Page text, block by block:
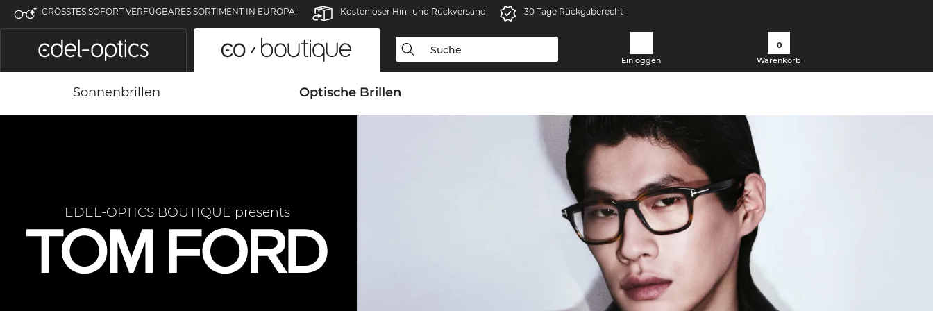
GRÖSSTES SOFORT VERFÜGBARES SORTIMENT IN EUROPA! Kostenloser Hin- und Rückversand 30 Tage Rückgaberecht
Einloggen
0
Warenkorb
Sonnenbrillen Optische Brillen
EDEL-OPTICS BOUTIQUE presents